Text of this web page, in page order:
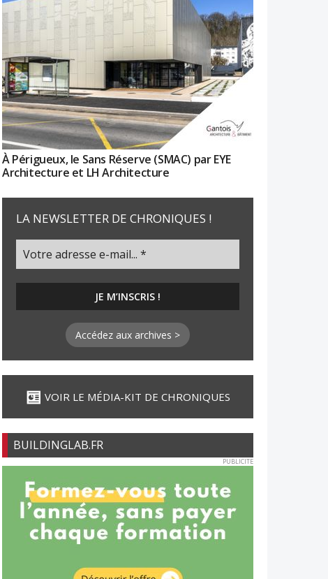
À Périgueux, le Sans Réserve (SMAC) par EYE
Architecture et LH Architecture
LA NEWSLETTER DE CHRONIQUES !
Accédez aux archives >
VOIR LE MÉDIA-KIT DE CHRONIQUES
BUILDINGLAB.FR
PUBLICITE